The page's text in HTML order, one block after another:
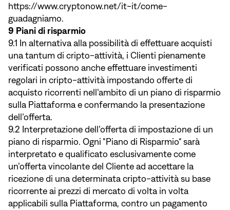
https://www.cryptonow.net/it-it/come-
guadagniamo.
9 Piani di risparmio
9.1 In alternativa alla possibilità di effettuare acquisti
una tantum di cripto-attività, i Clienti pienamente
verificati possono anche effettuare investimenti
regolari in cripto-attività impostando offerte di
acquisto ricorrenti nell’ambito di un piano di risparmio
sulla Piattaforma e confermando la presentazione
dell’offerta.
9.2 Interpretazione dell’offerta di impostazione di un
piano di risparmio. Ogni "Piano di Risparmio" sarà
interpretato e qualificato esclusivamente come
un’offerta vincolante del Cliente ad accettare la
ricezione di una determinata cripto-attività su base
ricorrente ai prezzi di mercato di volta in volta
applicabili sulla Piattaforma, contro un pagamento